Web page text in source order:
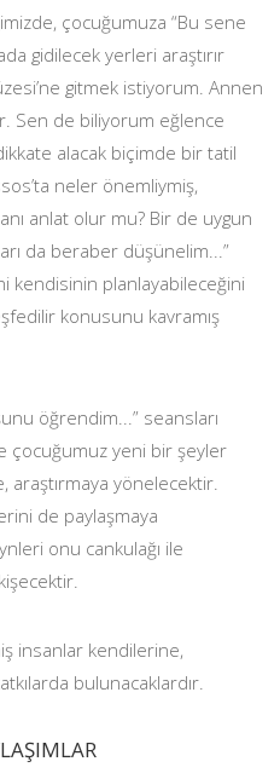
çocuğumuza “Bu sene
gidilecek yerleri araştırır
gitmek istiyorum. Annen
Sen de biliyorum eğlence
alacak biçimde bir tatil
neler önemliymiş,
anlat olur mu? Bir de uygun
da beraber düşünelim...”
kendisinin planlayabileceğini
konusunu kavramış
öğrendim...” seansları
çocuğumuz yeni bir şeyler
yönelecektir.
de paylaşmaya
onu cankulağı ile
insanlar kendilerine,
bulunacaklardır.